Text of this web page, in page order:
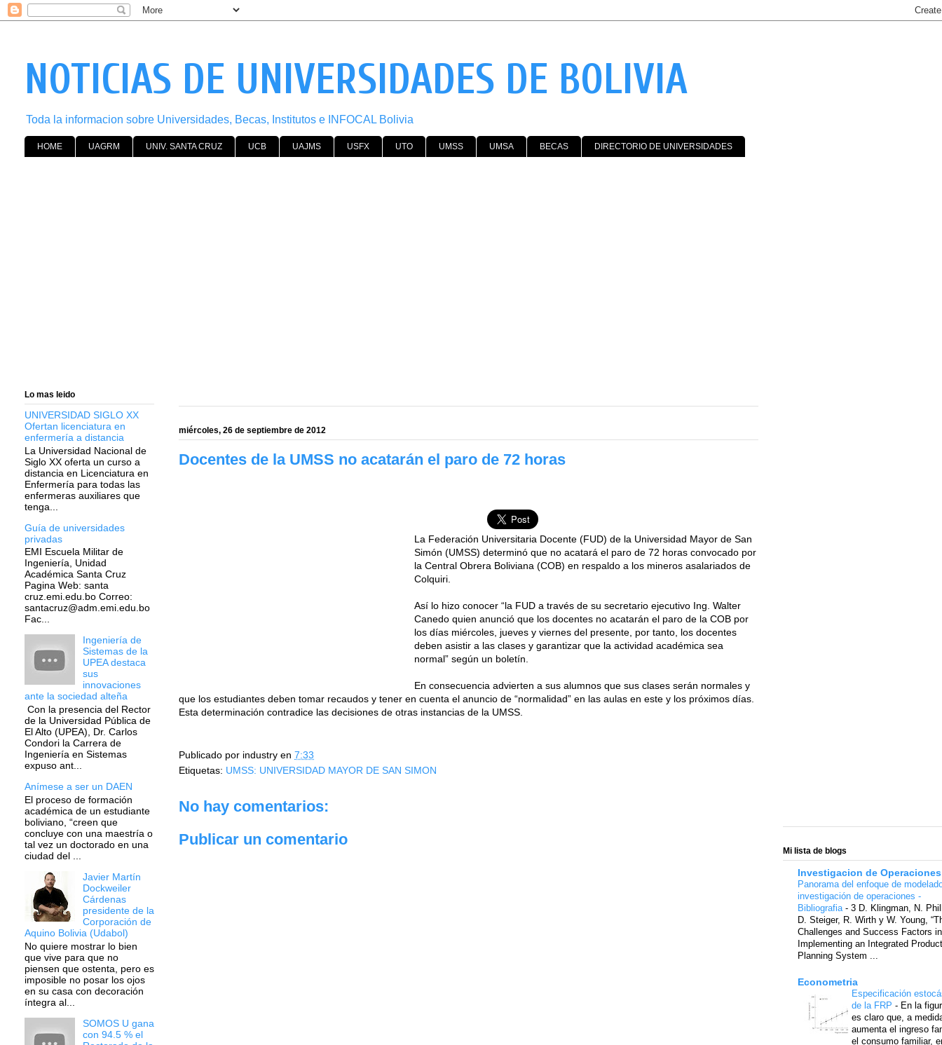
NOTICIAS DE UNIVERSIDADES DE BOLIVIA
Toda la informacion sobre Universidades, Becas, Institutos e INFOCAL Bolivia
HOME UAGRM UNIV. SANTA CRUZ UCB UAJMS USFX UTO UMSS UMSA BECAS DIRECTORIO DE UNIVERSIDADES
miércoles, 26 de septiembre de 2012
Docentes de la UMSS no acatarán el paro de 72 horas
La Federación Universitaria Docente (FUD) de la Universidad Mayor de San
Simón (UMSS) determinó que no acatará el paro de 72 horas convocado por
la Central Obrera Boliviana (COB) en respaldo a los mineros asalariados de
Colquiri.
Así lo hizo conocer “la FUD a través de su secretario ejecutivo Ing. Walter
Canedo quien anunció que los docentes no acatarán el paro de la COB por
los días miércoles, jueves y viernes del presente, por tanto, los docentes
deben asistir a las clases y garantizar que la actividad académica sea
normal” según un boletín.
En consecuencia advierten a sus alumnos que sus clases serán normales y
que los estudiantes deben tomar recaudos y tener en cuenta el anuncio de “normalidad” en las aulas en este y los próximos días.
Esta determinación contradice las decisiones de otras instancias de la UMSS.
Publicado por industry en 7:33
Etiquetas: UMSS: UNIVERSIDAD MAYOR DE SAN SIMON
No hay comentarios:
Publicar un comentario
Lo mas leido
UNIVERSIDAD SIGLO XX
Ofertan licenciatura en
enfermería a distancia
La Universidad Nacional de
Siglo XX oferta un curso a
distancia en Licenciatura en
Enfermería para todas las
enfermeras auxiliares que
tenga...
Guía de universidades
privadas
EMI Escuela Militar de
Ingeniería, Unidad
Académica Santa Cruz
Pagina Web: santa
cruz.emi.edu.bo Correo:
santacruz@adm.emi.edu.bo
Fac...
Ingeniería de
Sistemas de la
UPEA destaca
sus
innovaciones
ante la sociedad alteña
Con la presencia del Rector
de la Universidad Pública de
El Alto (UPEA), Dr. Carlos
Condori la Carrera de
Ingeniería en Sistemas
expuso ant...
Anímese a ser un DAEN
El proceso de formación
académica de un estudiante
boliviano, “creen que
concluye con una maestría o
tal vez un doctorado en una
ciudad del ...
Javier Martín
Dockweiler
Cárdenas
presidente de la
Corporación de
Aquino Bolivia (Udabol)
No quiere mostrar lo bien
que vive para que no
piensen que ostenta, pero es
imposible no posar los ojos
en su casa con decoración
íntegra al...
SOMOS U gana
con 94.5 % el
Mi lista de blogs
Investigacion de Operaciones
Panorama del enfoque de
investigación de operaciones -
Bibliografia - 3 D. Klingman, N.
D. Steiger, R. Wirth y W. Young,
Challenges and Success Factors in
Implementing an Integrated
Planning System ...
Econometria
Especificación
de la FRP - En la
es claro que, a
aumenta el ingreso
el consumo familiar,